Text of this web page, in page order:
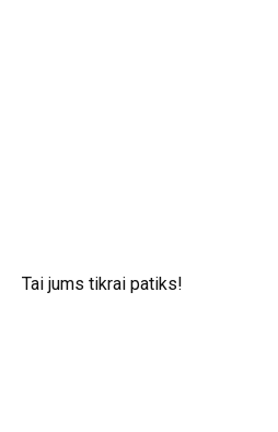
Tai jums tikrai patiks!